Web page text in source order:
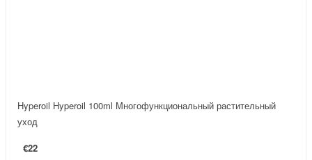
Hyperoil Hyperoil 100ml Многофункциональный растительный
уход
€22